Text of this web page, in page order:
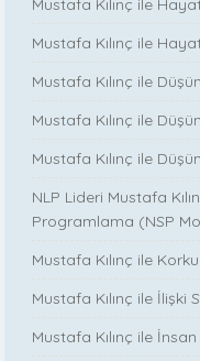
Mustafa Kılınç ile
Mustafa Kılınç ile
Mustafa Kılınç ile
Mustafa Kılınç ile
Mustafa Kılınç ile
NLP Lideri Mustafa
Programlama (NSP
Mustafa Kılınç ile Korku
Mustafa Kılınç ile İlişki
Mustafa Kılınç ile İnsan